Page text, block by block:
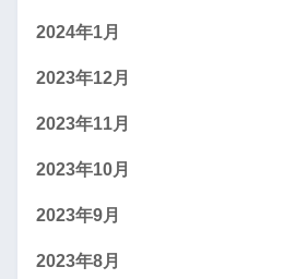
2024年1月
2023年12月
2023年11月
2023年10月
2023年9月
2023年8月